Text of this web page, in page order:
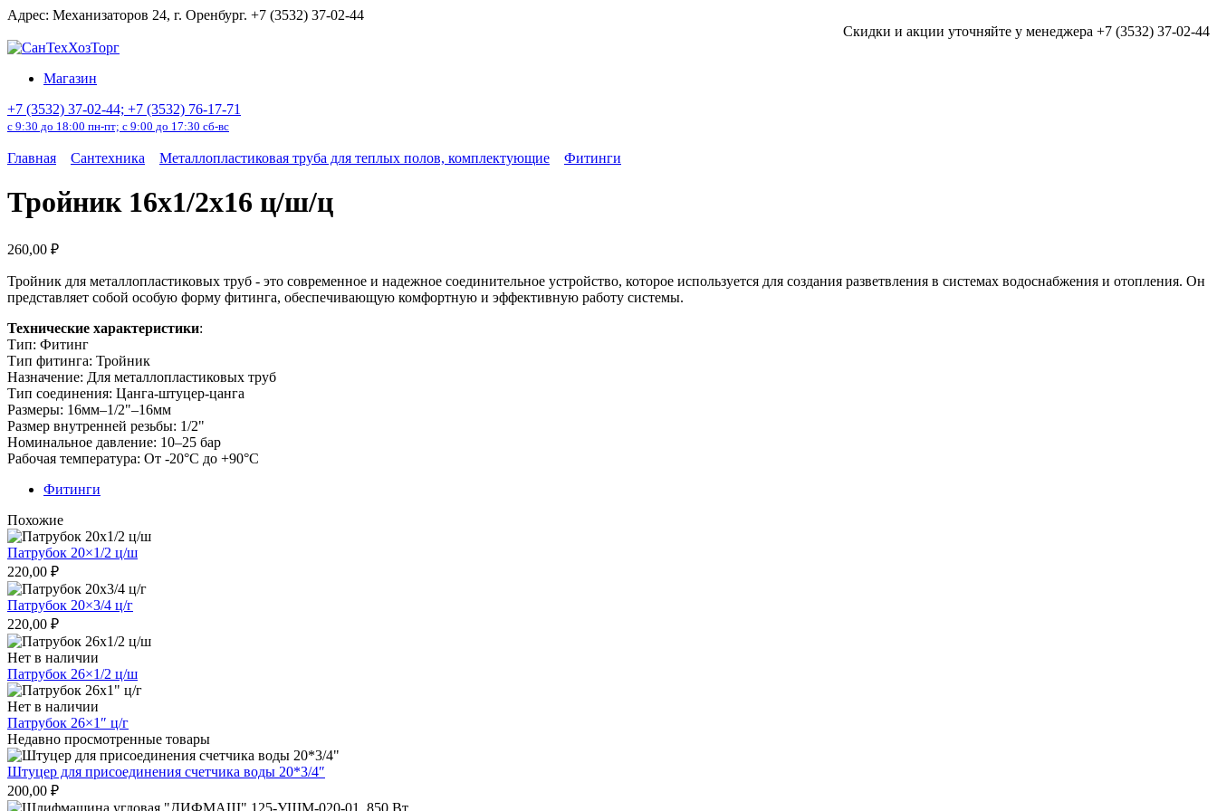
Перейти
содержанию
Адрес: Механизаторов 24, г. Оренбург. +7 (3532) 37-02-44
Скидки и акции уточняйте у менеджера +7 (3532) 37-02-44
Магазин
+7 (3532) 37-02-44; +7 (3532) 76-17-71
с 9:30 до 18:00 пн-пт; с 9:00 до 17:30 сб-вс
Главная Сантехника Металлопластиковая труба для теплых полов, комплектующие Фитинги
Тройник 16x1/2х16 ц/ш/ц
260,00 ₽
Тройник для металлопластиковых труб - это современное и надежное соединительное устройство, которое используется для создания разветвления в системах водоснабжения и отопления. Он
представляет собой особую форму фитинга, обеспечивающую комфортную и эффективную работу системы.
Технические характеристики:
Тип: Фитинг
Тип фитинга: Тройник
Назначение: Для металлопластиковых труб
Тип соединения: Цанга-штуцер-цанга
Размеры: 16мм–1/2"–16мм
Размер внутренней резьбы: 1/2"
Номинальное давление: 10–25 бар
Рабочая температура: От -20°C до +90°C
Фитинги
Похожие
Патрубок 20×1/2 ц/ш
220,00 ₽
Патрубок 20×3/4 ц/г
220,00 ₽
Нет в наличии
Патрубок 26×1/2 ц/ш
Нет в наличии
Патрубок 26×1″ ц/г
Недавно просмотренные товары
Штуцер для присоединения счетчика воды 20*3/4″
200,00 ₽